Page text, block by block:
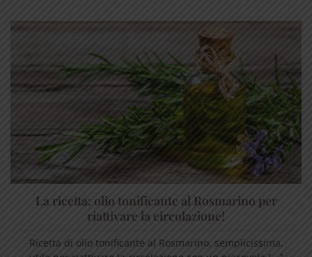
La ricetta: olio tonificante al Rosmarino per
riattivare la circolazione!
Ricetta di olio tonificante al Rosmarino, semplicissima,